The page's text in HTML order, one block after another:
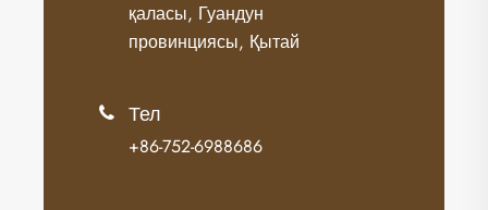
қаласы, Гуандун
провинциясы, Қытай
 Тел
+86-752-6988686